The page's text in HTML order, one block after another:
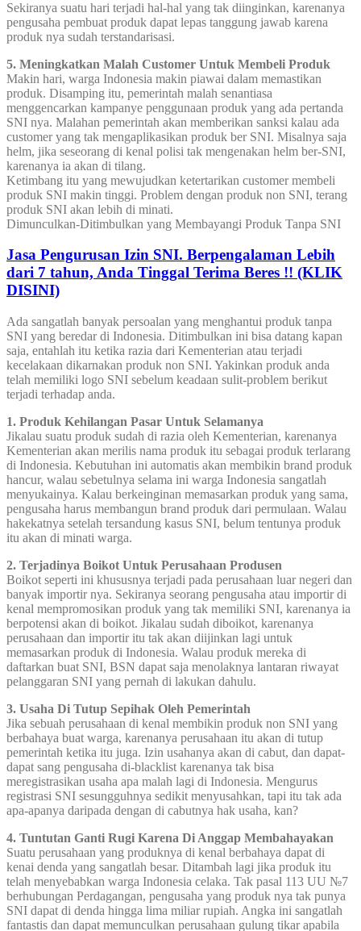
Sekiranya suatu hari terjadi hal-hal yang tak diinginkan, karenanya
pengusaha pembuat produk dapat lepas tanggung jawab karena
produk nya sudah terstandarisasi.
5. Meningkatkan Malah Customer Untuk Membeli Produk
Makin hari, warga Indonesia makin piawai dalam memastikan
produk. Disamping itu, pemerintah malah senantiasa
menggencarkan kampanye penggunaan produk yang ada pertanda
SNI nya. Malahan pemerintah akan memberikan sanksi kalau ada
customer yang tak mengaplikasikan produk ber SNI. Misalnya saja
helm, jika seseorang di kenal polisi tak mengenakan helm ber-SNI,
karenanya ia akan di tilang.
Ketimbang itu yang mewujudkan ketertarikan customer membeli
produk SNI makin tinggi. Problem dengan produk non SNI, terang
produk SNI akan lebih di minati.
Dimunculkan-Ditimbulkan yang Membayangi Produk Tanpa SNI
Jasa Pengurusan Izin SNI. Berpengalaman Lebih
dari 7 tahun, Anda Tinggal Terima Beres !! (KLIK
DISINI)
Ada sangatlah banyak persoalan yang menghantui produk tanpa
SNI yang beredar di Indonesia. Ditimbulkan ini bisa datang kapan
saja, entahlah itu ketika razia dari Kementerian atau terjadi
kecelakaan dikarnakan produk non SNI. Yakinkan produk anda
telah memiliki logo SNI sebelum keadaan sulit-problem berikut
terjadi terhadap anda.
1. Produk Kehilangan Pasar Untuk Selamanya
Jikalau suatu produk sudah di razia oleh Kementerian, karenanya
Kementerian akan merilis nama produk itu sebagai produk terlarang
di Indonesia. Kebutuhan ini automatis akan membikin brand produk
hancur, walau sebetulnya selama ini warga Indonesia sangatlah
menyukainya. Kalau berkeinginan memasarkan produk yang sama,
pengusaha harus membangun brand produk dari permulaan. Walau
hakekatnya setelah tersandung kasus SNI, belum tentunya produk
itu akan di minati warga.
2. Terjadinya Boikot Untuk Perusahaan Produsen
Boikot seperti ini khususnya terjadi pada perusahaan luar negeri dan
banyak importir nya. Sekiranya seorang pengusaha atau importir di
kenal mempromosikan produk yang tak memiliki SNI, karenanya ia
berpotensi akan di boikot. Jikalau sudah diboikot, karenanya
perusahaan dan importir itu tak akan diijinkan lagi untuk
memasarkan produk di Indonesia. Walau produk mereka di
daftarkan buat SNI, BSN dapat saja menolaknya lantaran riwayat
pelanggaran SNI yang pernah di lakukan dahulu.
3. Usaha Di Tutup Sepihak Oleh Pemerintah
Jika sebuah perusahaan di kenal membikin produk non SNI yang
berbahaya buat warga, karenanya perusahaan itu akan di tutup
pemerintah ketika itu juga. Izin usahanya akan di cabut, dan dapat-
dapat sang pengusaha di-blacklist karenanya tak bisa
meregistrasikan usaha apa malah lagi di Indonesia. Mengurus
registrasi SNI sesungguhnya sedikit menyusahkan, tapi itu tak ada
apa-apanya daripada dengan di cabutnya hak usaha, kan?
4. Tuntutan Ganti Rugi Karena Di Anggap Membahayakan
Suatu perusahaan yang produknya di kenal berbahaya dapat di
kenai denda yang sangatlah besar. Ditambah lagi jika produk itu
telah menyebabkan warga Indonesia celaka. Tak pasal 113 UU №7
berhubungan Perdagangan, pengusaha yang produk nya tak punya
SNI dapat di denda hingga lima miliar rupiah. Angka ini sangatlah
fantastis dan dapat memunculkan perusahaan gulung tikar apabila